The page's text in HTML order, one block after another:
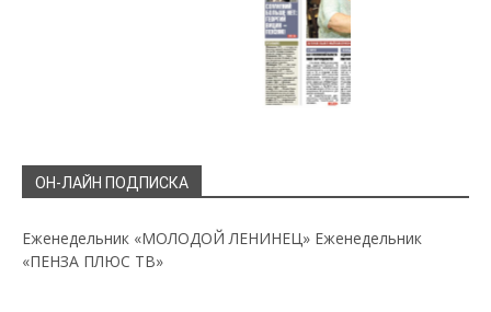
ОН-ЛАЙН ПОДПИСКА
Еженедельник «МОЛОДОЙ ЛЕНИНЕЦ» Еженедельник
«ПЕНЗА ПЛЮС ТВ»